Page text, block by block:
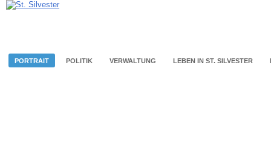
PORTRAIT POLITIK VERWALTUNG LEBEN IN ST. SILVESTER